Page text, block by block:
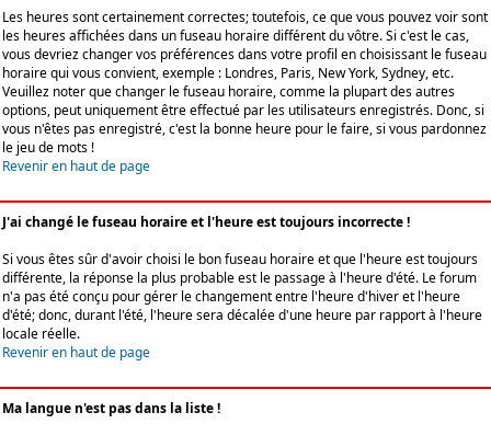
Les heures sont certainement correctes; toutefois, ce que vous pouvez voir sont
les heures affichées dans un fuseau horaire différent du vôtre. Si c'est le cas,
vous devriez changer vos préférences dans votre profil en choisissant le fuseau
horaire qui vous convient, exemple : Londres, Paris, New York, Sydney, etc.
Veuillez noter que changer le fuseau horaire, comme la plupart des autres
options, peut uniquement être effectué par les utilisateurs enregistrés. Donc, si
vous n'êtes pas enregistré, c'est la bonne heure pour le faire, si vous pardonnez
le jeu de mots !
Revenir en haut de page
J'ai changé le fuseau horaire et l'heure est toujours incorrecte !
Si vous êtes sûr d'avoir choisi le bon fuseau horaire et que l'heure est toujours
différente, la réponse la plus probable est le passage à l'heure d'été. Le forum
n'a pas été conçu pour gérer le changement entre l'heure d'hiver et l'heure
d'été; donc, durant l'été, l'heure sera décalée d'une heure par rapport à l'heure
locale réelle.
Revenir en haut de page
Ma langue n'est pas dans la liste !